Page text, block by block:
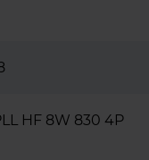
HF 8W 830 4P